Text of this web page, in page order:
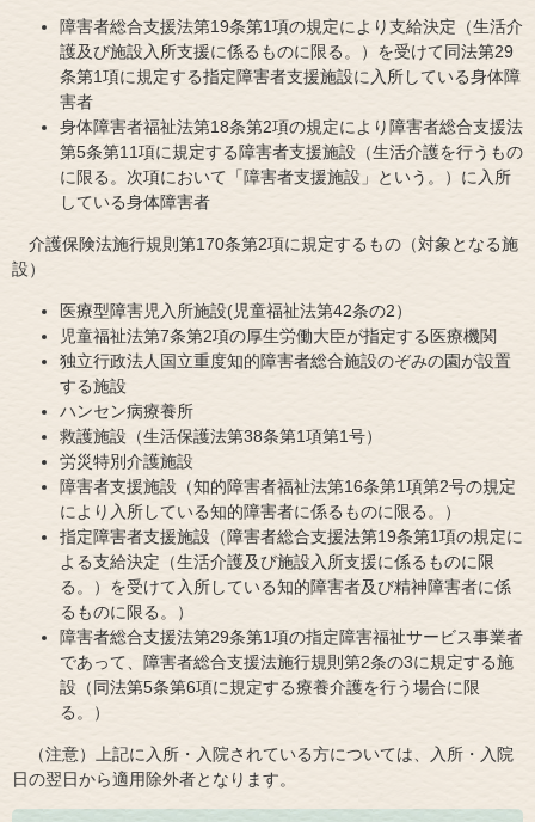
障害者総合支援法第19条第1項の規定により支給決定（生活介
護及び施設入所支援に係るものに限る。）を受けて同法第29
条第1項に規定する指定障害者支援施設に入所している身体障
害者
身体障害者福祉法第18条第2項の規定により障害者総合支援法
第5条第11項に規定する障害者支援施設（生活介護を行うもの
に限る。次項において「障害者支援施設」という。）に入所
している身体障害者
介護保険法施行規則第170条第2項に規定するもの（対象となる施
設）
医療型障害児入所施設(児童福祉法第42条の2）
児童福祉法第7条第2項の厚生労働大臣が指定する医療機関
独立行政法人国立重度知的障害者総合施設のぞみの園が設置
する施設
ハンセン病療養所
救護施設（生活保護法第38条第1項第1号）
労災特別介護施設
障害者支援施設（知的障害者福祉法第16条第1項第2号の規定
により入所している知的障害者に係るものに限る。）
指定障害者支援施設（障害者総合支援法第19条第1項の規定に
よる支給決定（生活介護及び施設入所支援に係るものに限
る。）を受けて入所している知的障害者及び精神障害者に係
るものに限る。）
障害者総合支援法第29条第1項の指定障害福祉サービス事業者
であって、障害者総合支援法施行規則第2条の3に規定する施
設（同法第5条第6項に規定する療養介護を行う場合に限
る。）
（注意）上記に入所・入院されている方については、入所・入院
日の翌日から適用除外者となります。